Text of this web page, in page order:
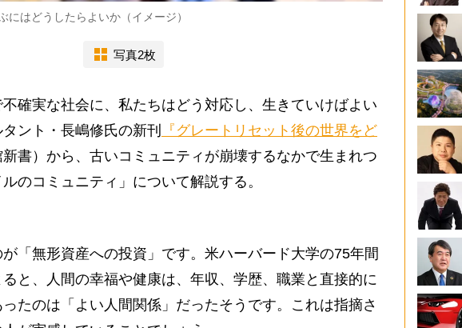
にはどうしたらよいか（イメージ）
写真2枚
確実な社会に、私たちはどう対応し、生きていけばよい
ント・長嶋修氏の新刊
『グレートリセット後の世界をど
新書）から、古いコミュニティが崩壊するなかで生まれつ
のコミュニティ」について解説する。
「無形資産への投資」です。米ハーバード大学の75年間
と、人間の幸福や健康は、年収、学歴、職業と直接的に
たのは「よい人間関係」だったそうです。これは指摘さ